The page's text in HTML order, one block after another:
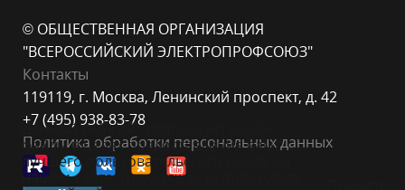
© ОБЩЕСТВЕННАЯ ОРГАНИЗАЦИЯ
"ВСЕРОССИЙСКИЙ ЭЛЕКТРОПРОФСОЮЗ"
Контакты
119119, г. Москва, Ленинский проспект, д. 42
+7 (495) 938-83-78
Политика обработки персональных данных
Данный веб-сайт использует cookie-
файлы в целях предоставления вам
лучшего пользовательского опыта на
нашем сайте. Продолжая использовать